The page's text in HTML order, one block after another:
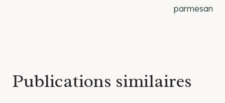
parmesan
Publications similaires